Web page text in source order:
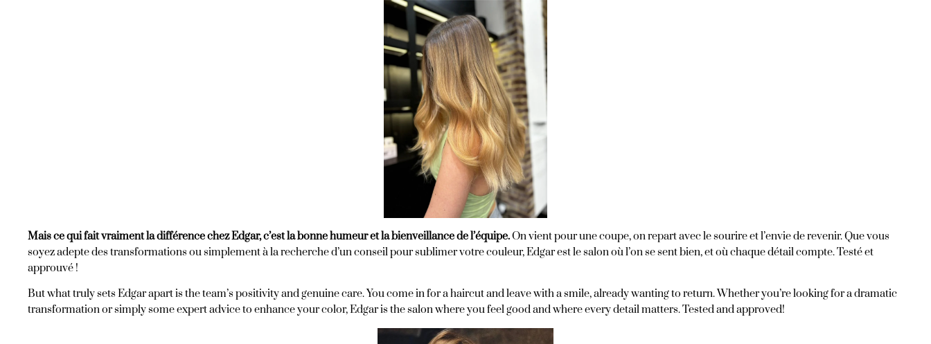
Mais ce qui fait vraiment la différence chez Edgar, c’est la bonne humeur et la bienveillance de l’équipe.On vient pour une coupe, on repart avec le sourire et l’envie de revenir. Que vous
soyez adepte des transformations ou simplement à la recherche d’un conseil pour sublimer votre couleur, Edgar est le salon où l’on se sent bien, et où chaque détail compte. Testé et
approuvé !
But what truly sets Edgar apart is the team’s positivity and genuine care. You come in for a haircut and leave with a smile, already wanting to return. Whether you’re looking for a dramatic
transformation or simply some expert advice to enhance your color, Edgar is the salon where you feel good and where every detail matters. Tested and approved!